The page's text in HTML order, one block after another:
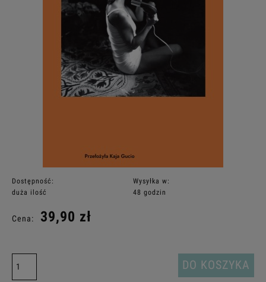
Dostępność:
duża ilość
Wysyłka w:
48 godzin
Cena: 39,90 zł
DO KOSZYKA